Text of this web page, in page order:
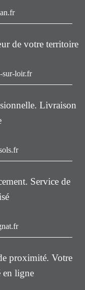
de votre territoire
sur-loir.fr
Livraison
Service de
proximité. Votre
en ligne